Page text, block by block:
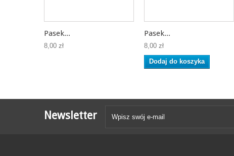
Pasek...
8,00 zł
Pasek...
8,00 zł
Dodaj do koszyka
Newsletter